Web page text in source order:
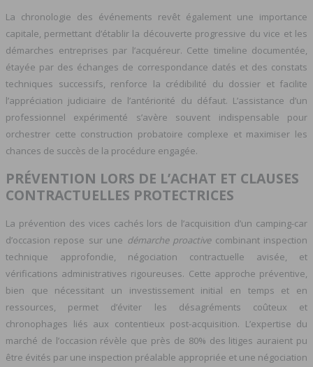
La chronologie des événements revêt également une importance
capitale, permettant d’établir la découverte progressive du vice et les
démarches entreprises par l’acquéreur. Cette timeline documentée,
étayée par des échanges de correspondance datés et des constats
techniques successifs, renforce la crédibilité du dossier et facilite
l’appréciation judiciaire de l’antériorité du défaut. L’assistance d’un
professionnel expérimenté s’avère souvent indispensable pour
orchestrer cette construction probatoire complexe et maximiser les
chances de succès de la procédure engagée.
PRÉVENTION LORS DE L’ACHAT ET CLAUSES
CONTRACTUELLES PROTECTRICES
La prévention des vices cachés lors de l’acquisition d’un camping-car
d’occasion repose sur une démarche proactivecombinant inspection
technique approfondie, négociation contractuelle avisée, et
vérifications administratives rigoureuses. Cette approche préventive,
bien que nécessitant un investissement initial en temps et en
ressources, permet d’éviter les désagréments coûteux et
chronophages liés aux contentieux post-acquisition. L’expertise du
marché de l’occasion révèle que près de 80% des litiges auraient pu
être évités par une inspection préalable appropriée et une négociation